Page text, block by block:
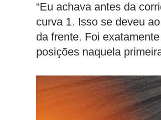
“Eu achava antes da
curva 1. Isso se deveu
da frente. Foi
posições naquela